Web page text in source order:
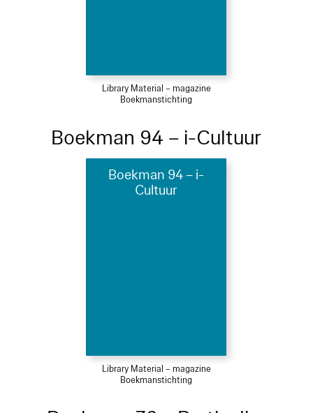
Library Material – magazine
Boekmanstichting
Boekman 94 – i-Cultuur
Boekman 94 – i-
Cultuur
Library Material – magazine
Boekmanstichting